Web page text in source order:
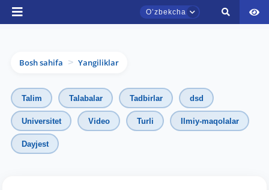
Oʼzbekcha
Bosh sahifa > Yangiliklar
Talim Talabalar Tadbirlar dsd
Universitet Video Turli Ilmiy-maqolalar
DayjestTDYU qabul murojaatlari chati
Onlayn